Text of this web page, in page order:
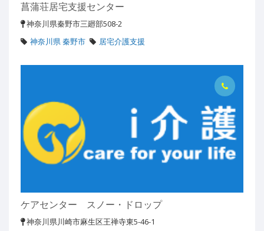
菖蒲荘居宅支援センター
神奈川県秦野市三廻部508-2
神奈川県 秦野市
居宅介護支援
ケアセンター スノー・ドロップ
神奈川県川崎市麻生区王禅寺東5-46-1